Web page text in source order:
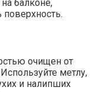
балконе,
очищен от
метлу,
и налипших